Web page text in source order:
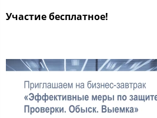
Участие бесплатное!